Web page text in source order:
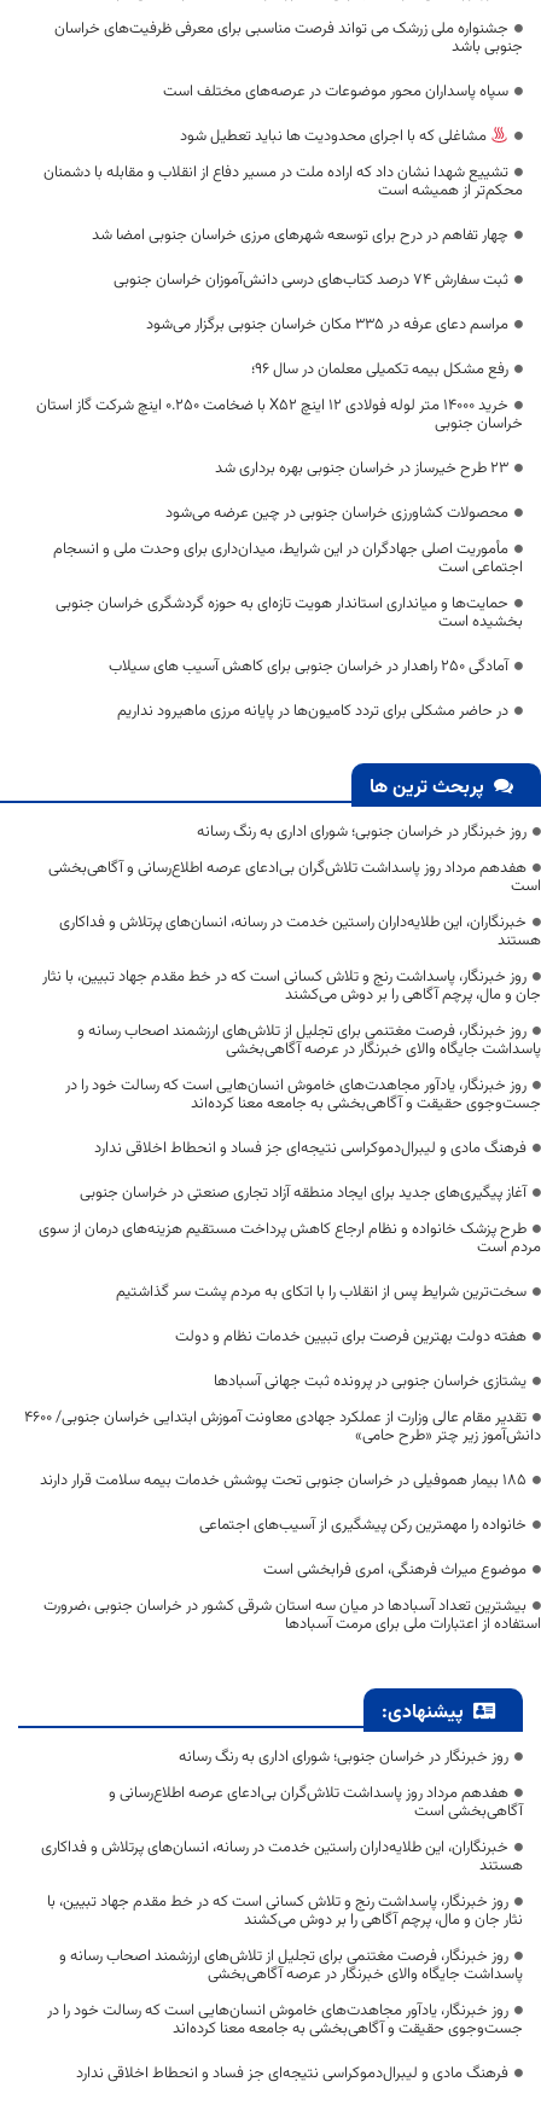
جشنواره ملی زرشک می تواند فرصت مناسبی برای معرفی ظرفیت‌های خراسان
جنوبی باشد
سپاه پاسداران محور موضوعات در عرصه‌های مختلف است
مشاغلی که با اجرای محدودیت ها نباید تعطیل شود
تشییع شهدا نشان داد که اراده ملت در مسیر دفاع از انقلاب و مقابله با دشمنان
محکم‌تر از همیشه است
چهار تفاهم در درح برای توسعه شهرهای مرزی خراسان جنوبی امضا شد
ثبت سفارش ۷۴ درصد کتاب‌های درسی دانش‌آموزان خراسان جنوبی
مراسم دعای عرفه در ۳۳۵ مکان خراسان جنوبی برگزار می‌شود
رفع مشکل بیمه تکمیلی معلمان در سال 96؛
خرید 14000 متر لوله فولادی 12 اینچ X52 با ضخامت 0.250 اینچ شرکت گاز استان
خراسان جنوبی
23 طرح خیرساز در خراسان جنوبی بهره برداری شد
محصولات کشاورزی خراسان جنوبی در چین عرضه می‌شود
مأموریت اصلی جهادگران در این شرایط، میدان‌داری برای وحدت ملی و انسجام
اجتماعی است
حمایت‌ها و میانداری استاندار هویت تازه‌ای به حوزه گردشگری خراسان جنوبی
بخشیده است
آمادگی ۲۵۰ راهدار در خراسان جنوبی برای کاهش آسیب های سیلاب
در حاضر مشکلی برای تردد کامیون‌ها در پایانه مرزی ماهیرود نداریم
پربحث ترین ها
روز خبرنگار در خراسان جنوبی؛ شورای اداری به رنگ رسانه
هفدهم مرداد روز پاسداشت تلاش‌گران بی‌ادعای عرصه اطلاع‌رسانی و آگاهی‌بخشی
است
خبرنگاران، این طلایه‌داران راستین خدمت در رسانه، انسان‌های پرتلاش و فداکاری
هستند
روز خبرنگار، پاسداشت رنج و تلاش کسانی است که در خط مقدم جهاد تبیین، با نثار
جان و مال، پرچم آگاهی را بر دوش می‌کشند
روز خبرنگار، فرصت مغتنمی برای تجلیل از تلاش‌های ارزشمند اصحاب رسانه و
پاسداشت جایگاه والای خبرنگار در عرصه آگاهی‌بخشی
روز خبرنگار، یادآور مجاهدت‌های خاموش انسان‌هایی است که رسالت خود را در
جست‌وجوی حقیقت و آگاهی‌بخشی به جامعه معنا کرده‌اند
فرهنگ مادی و لیبرال‌دموکراسی نتیجه‌ای جز فساد و انحطاط اخلاقی ندارد
آغاز پیگیری‌های جدید برای ایجاد منطقه آزاد تجاری صنعتی در خراسان جنوبی
طرح پزشک خانواده و نظام ارجاع کاهش پرداخت مستقیم هزینه‌های درمان از سوی
مردم است
سخت‌ترین شرایط پس از انقلاب را با اتکای به مردم پشت سر گذاشتیم
هفته دولت بهترین فرصت برای تبیین خدمات نظام و دولت
یشتازی خراسان جنوبی در پرونده ثبت جهانی آسبادها
تقدیر مقام عالی وزارت از عملکرد جهادی معاونت آموزش ابتدایی خراسان جنوبی/ ۴۶۰۰
دانش‌آموز زیر چتر «طرح حامی»
۱۸۵ بیمار هموفیلی در خراسان جنوبی تحت پوشش خدمات بیمه سلامت قرار دارند
خانواده را مهمترین رکن پیشگیری از آسیب‌های اجتماعی
موضوع میراث فرهنگی، امری فرابخشی است
بیشترین تعداد آسبادها در میان سه استان شرقی کشور در خراسان جنوبی ،ضرورت
استفاده از اعتبارات ملی برای مرمت آسبادها
پیشنهادی:
روز خبرنگار در خراسان جنوبی؛ شورای اداری به رنگ رسانه
هفدهم مرداد روز پاسداشت تلاش‌گران بی‌ادعای عرصه اطلاع‌رسانی و
آگاهی‌بخشی است
خبرنگاران، این طلایه‌داران راستین خدمت در رسانه، انسان‌های پرتلاش و فداکاری
هستند
روز خبرنگار، پاسداشت رنج و تلاش کسانی است که در خط مقدم جهاد تبیین، با
نثار جان و مال، پرچم آگاهی را بر دوش می‌کشند
روز خبرنگار، فرصت مغتنمی برای تجلیل از تلاش‌های ارزشمند اصحاب رسانه و
پاسداشت جایگاه والای خبرنگار در عرصه آگاهی‌بخشی
روز خبرنگار، یادآور مجاهدت‌های خاموش انسان‌هایی است که رسالت خود را در
جست‌وجوی حقیقت و آگاهی‌بخشی به جامعه معنا کرده‌اند
فرهنگ مادی و لیبرال‌دموکراسی نتیجه‌ای جز فساد و انحطاط اخلاقی ندارد